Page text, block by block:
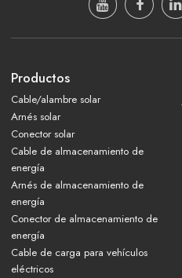
Productos
Cable/alambre solar
Arnés solar
Conector solar
Cable de almacenamiento de
energía
Arnés de almacenamiento de
energía
Conector de almacenamiento de
energía
Cable de carga para vehículos
eléctricos